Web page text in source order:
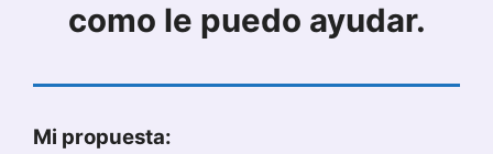
como le puedo ayudar.
Mi propuesta: